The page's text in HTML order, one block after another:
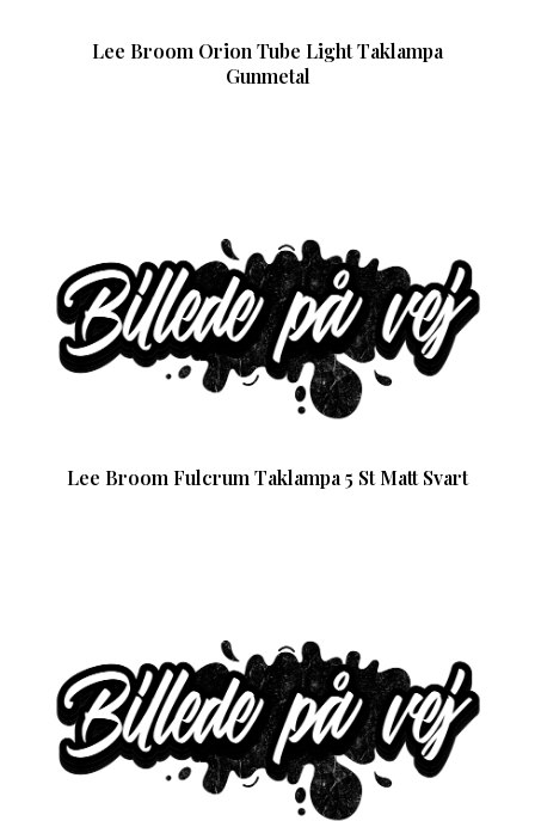
Lee Broom Orion Tube Light Taklampa
Gunmetal
Lee Broom Fulcrum Taklampa 5 St Matt Svart